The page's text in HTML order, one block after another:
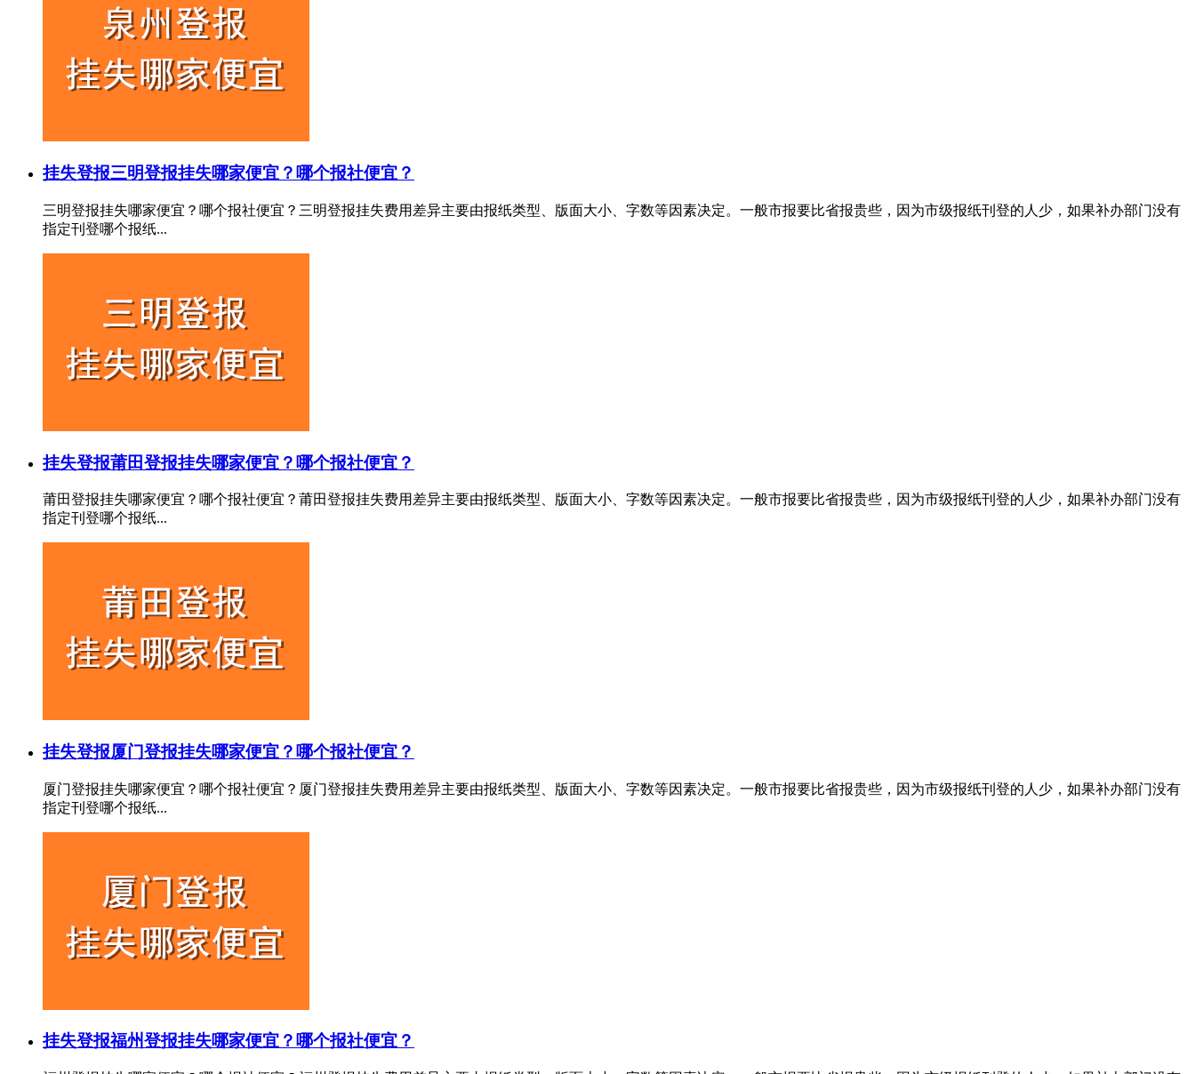
挂失登报三明登报挂失哪家便宜？哪个报社便宜？
三明登报挂失哪家便宜？哪个报社便宜？三明登报挂失费用差异主要由报纸类型、版面大小、字数等因素决定。一般市报要比省报贵些，因为市级报纸刊登的人少，如果补办部门没有
指定刊登哪个报纸...
挂失登报莆田登报挂失哪家便宜？哪个报社便宜？
莆田登报挂失哪家便宜？哪个报社便宜？莆田登报挂失费用差异主要由报纸类型、版面大小、字数等因素决定。一般市报要比省报贵些，因为市级报纸刊登的人少，如果补办部门没有
指定刊登哪个报纸...
挂失登报厦门登报挂失哪家便宜？哪个报社便宜？
厦门登报挂失哪家便宜？哪个报社便宜？厦门登报挂失费用差异主要由报纸类型、版面大小、字数等因素决定。一般市报要比省报贵些，因为市级报纸刊登的人少，如果补办部门没有
指定刊登哪个报纸...
挂失登报福州登报挂失哪家便宜？哪个报社便宜？